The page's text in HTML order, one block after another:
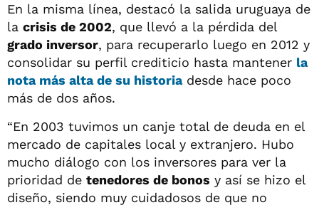
En la misma línea, destacó la salida uruguaya de
la crisis de 2002, que llevó a la pérdida del
grado inversor, para recuperarlo luego en 2012 y
consolidar su perfil crediticio hasta mantener la
nota más alta de su historiadesde hace poco
más de dos años.
“En 2003 tuvimos un canje total de deuda en el
mercado de capitales local y extranjero. Hubo
mucho diálogo con los inversores para ver la
prioridad de tenedores de bonos y así se hizo el
diseño, siendo muy cuidadosos de que no